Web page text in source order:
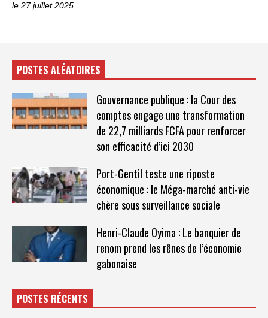
le 27 juillet 2025
POSTES ALÉATOIRES
Gouvernance publique : la Cour des
comptes engage une transformation
de 22,7 milliards FCFA pour renforcer
son efficacité d’ici 2030
Port-Gentil teste une riposte
économique : le Méga-marché anti-vie
chère sous surveillance sociale
Henri-Claude Oyima : Le banquier de
renom prend les rênes de l’économie
gabonaise
POSTES RÉCENTS